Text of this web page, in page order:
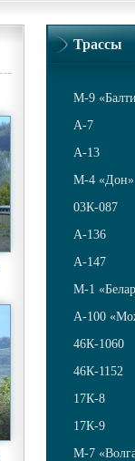
Трассы
М-9
A-7
A-13
М-4 «Дон»
03К-087
А-136
А-147
М-1
А-100
46К-1060
46К-1152
17К-8
17К-9
М-7